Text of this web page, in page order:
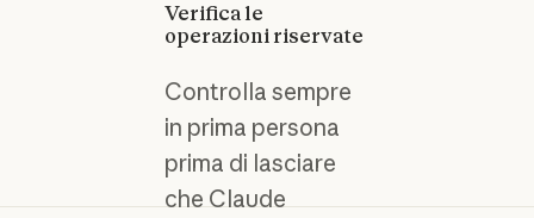
Verifica le
operazioni riservate
Controlla sempre
in prima persona
prima di lasciare
che Claude